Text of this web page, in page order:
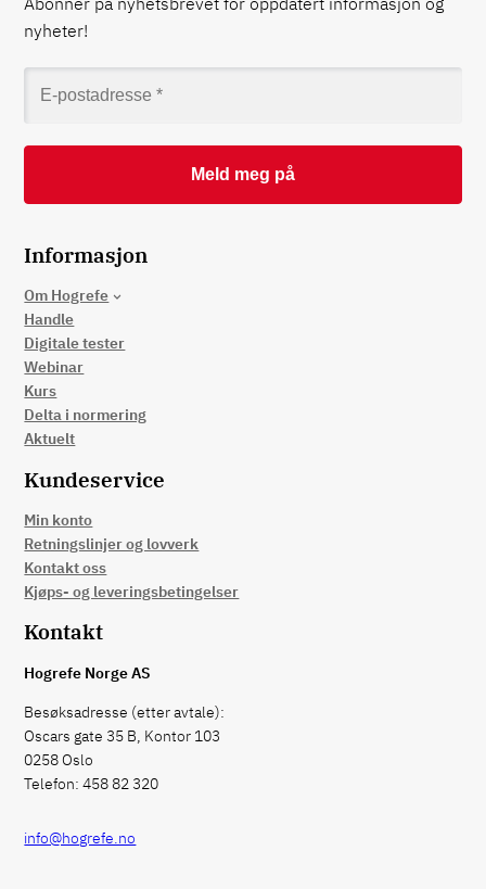
nyheter!
Informasjon
Om Hogrefe
Handle
Digitale tester
Webinar
Kurs
Delta i normering
Aktuelt
Kundeservice
Min konto
Retningslinjer og lovverk
Kontakt oss
Kjøps- og leveringsbetingelser
Kontakt
Hogrefe Norge AS
Besøksadresse (etter avtale):
Oscars gate 35 B, Kontor 103
0258 Oslo
Telefon: 458 82 320
info@hogrefe.no